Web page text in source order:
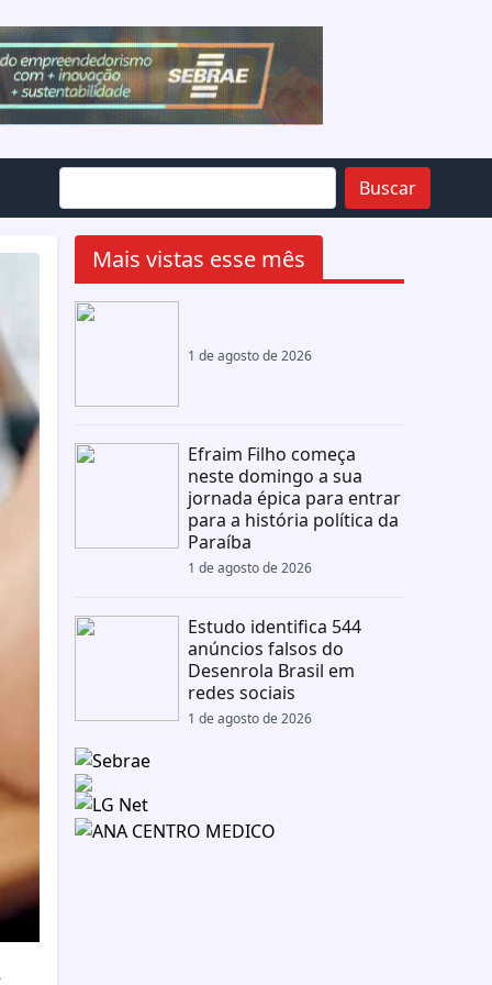
Buscar
Mais vistas esse mês
1 de agosto de 2026
Efraim Filho começa
neste domingo a sua
jornada épica para entrar
para a história política da
Paraíba
1 de agosto de 2026
Estudo identifica 544
anúncios falsos do
Desenrola Brasil em
redes sociais
1 de agosto de 2026